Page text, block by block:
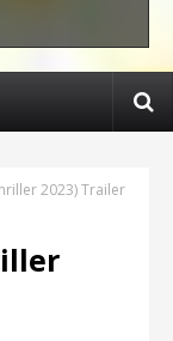
2023) Trailer